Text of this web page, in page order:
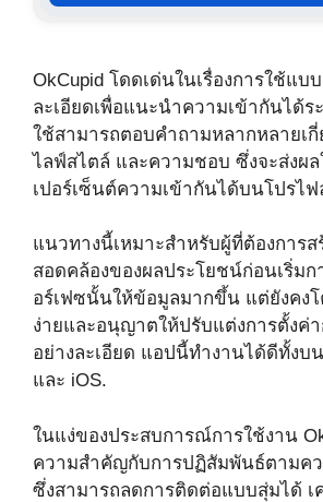
OkCupid โดดเด่นในเรื่องการใช้แบ
ละเอียดเพื่อแนะนำความเข้ากันได้ร
ใช้สามารถตอบคำถามหลากหลายเ
ไลฟ์สไตล์ และความชอบ ซึ่งจะส่งผล
เปอร์เซ็นต์ความเข้ากันได้บนโปรไฟ
แนวทางนี้เหมาะสำหรับผู้ที่ต้องการส
สอดคล้องของผลประโยชน์ก่อนเริ่ม
อร์เฟซนั้นให้ข้อมูลมากขึ้น แต่ยังคงโ
ง่ายและอนุญาตให้ปรับแต่งการตั้งค่
อย่างละเอียด แอปนี้ทำงานได้ดีทั้งบ
และ iOS.
ในแง่ของประสบการณ์การใช้งาน
ความสำคัญกับการปฏิสัมพันธ์ตามค
ซึ่งสามารถลดการติดต่อแบบสุ่มได้ เ